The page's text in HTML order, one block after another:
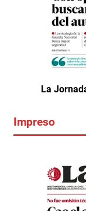
La
Impreso